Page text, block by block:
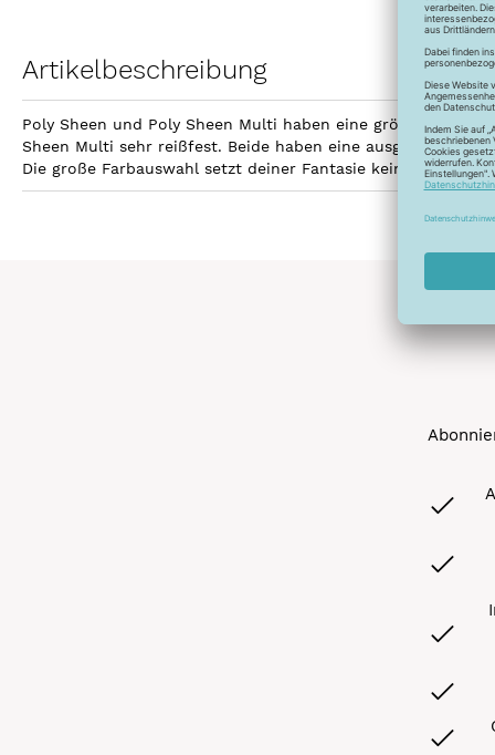
Artikelbeschreibung
Poly Sheen und Poly Sheen Multi haben eine größere
Sheen Multi sehr reißfest. Beide haben eine
Die große Farbauswahl setzt deiner Fantasie keine Grenzen